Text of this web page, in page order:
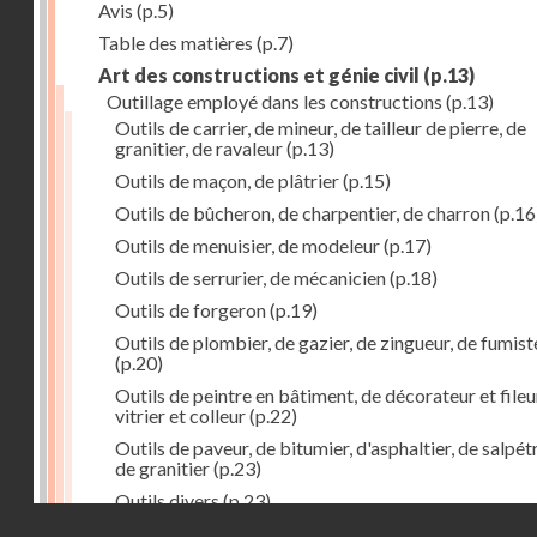
Avis (p.5)
Table des matières (p.7)
Art des constructions et génie civil (p.13)
Outillage employé dans les constructions (p.13)
Outils de carrier, de mineur, de tailleur de pierre, de
granitier, de ravaleur(p.13)
Outils de maçon, de plâtrier(p.15)
Outils de bûcheron, de charpentier, de charron
Outils de menuisier, de modeleur(p.17)
Outils de serrurier, de mécanicien(p.18)
Outils de forgeron(p.19)
Outils de plombier, de gazier, de zingueur, de
(p.20)
Outils de peintre en bâtiment, de décorateur et
vitrier et colleur(p.22)
Outils de paveur, de bitumier, d'asphaltier, de
de granitier(p.23)
Outils divers(p.23)